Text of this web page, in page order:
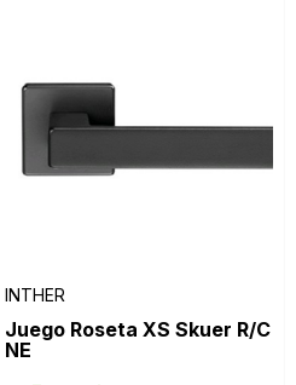
INTHER
Juego Roseta XS Skuer R/C
NE